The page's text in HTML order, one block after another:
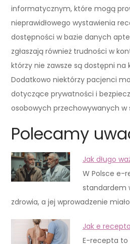
informatycznym, które mogą
nieprawidłowego wystawienia
dostępności w bazie danych
zgłaszają również trudności w
którzy nie zawsze są dostępni na
Dodatkowo niektórzy pacjenci
dotyczące prywatności i
osobowych przechowywanych
Polecamy
Jak długo
W Polsce e-
standardem
zdrowia, a jej wprowadzenie
Jak e
E-recepta to